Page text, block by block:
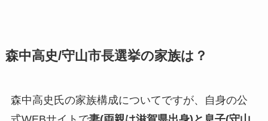
森中高史/守山市長選挙の家族は？
森中高史氏の家族構成についてですが、自身の公